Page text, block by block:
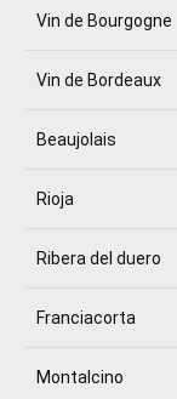
Vin de Bourgogne
Vin de Bordeaux
Beaujolais
Rioja
Ribera del duero
Franciacorta
Montalcino